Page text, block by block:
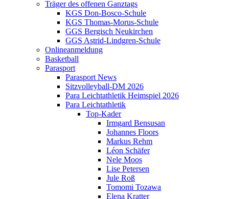
Träger des offenen Ganztags
KGS Don-Bosco-Schule
KGS Thomas-Morus-Schule
GGS Bergisch Neukirchen
GGS Astrid-Lindgren-Schule
Onlineanmeldung
Basketball
Parasport
Parasport News
Sitzvolleyball-DM 2026
Para Leichtathletik Heimspiel 2026
Para Leichtathletik
Top-Kader
Irmgard Bensusan
Johannes Floors
Markus Rehm
Léon Schäfer
Nele Moos
Lise Petersen
Jule Roß
Tomomi Tozawa
Elena Kratter